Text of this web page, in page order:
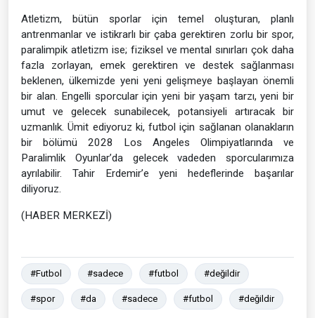
Atletizm, bütün sporlar için temel oluşturan, planlı
antrenmanlar ve istikrarlı bir çaba gerektiren zorlu bir spor,
paralimpik atletizm ise; fiziksel ve mental sınırları çok daha
fazla zorlayan, emek gerektiren ve destek sağlanması
beklenen, ülkemizde yeni yeni gelişmeye başlayan önemli
bir alan. Engelli sporcular için yeni bir yaşam tarzı, yeni bir
umut ve gelecek sunabilecek, potansiyeli artıracak bir
uzmanlık. Ümit ediyoruz ki, futbol için sağlanan olanakların
bir bölümü 2028 Los Angeles Olimpiyatlarında ve
Paralimlik Oyunlar’da gelecek vadeden sporcularımıza
ayrılabilir. Tahir Erdemir’e yeni hedeflerinde başarılar
diliyoruz.
(HABER MERKEZİ)
#Futbol #sadece #futbol #değildir
#spor #da #sadece #futbol #değildir